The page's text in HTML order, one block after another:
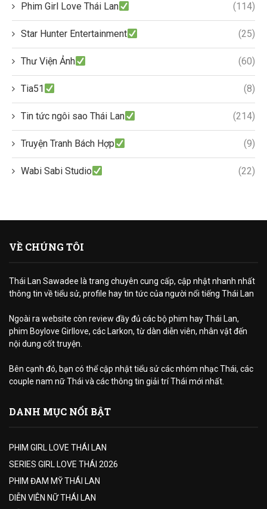
Phim Girl Love Thái Lan (114)
Star Hunter Entertainment (25)
Thư Viện Ảnh (60)
Tia51 (8)
Tin tức ngôi sao Thái Lan (214)
Truyện Tranh Bách Hợp (9)
Wabi Sabi Studio (22)
VỀ CHÚNG TÔI
Thái Lan Sawadee là trang chuyên cung cấp, cập nhật nhanh nhất
thông tin về tiểu sử, profile hay tin tức của người nổi tiếng Thái Lan
Ngoài ra website còn review đầy đủ các bộ phim hay Thái Lan,
phim Boylove Girllove, các Larkon, từ dàn diễn viên, nhân vật đến
nội dung cốt truyện.
Bên cạnh đó, bạn có thể cập nhật tiểu sử các nhóm nhạc Thái, các
couple nam nữ Thái và các thông tin giải trí Thái mới nhất.
DANH MỤC NỔI BẬT
PHIM GIRL LOVE THÁI LAN
SERIES GIRL LOVE THÁI 2026
PHIM ĐAM MỸ THÁI LAN
DIỄN VIÊN NỮ THÁI LAN